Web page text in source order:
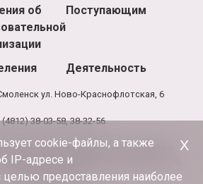
об
Поступающим
Деятельность
ул. Ново-Краснофлотская, 6
(4812) 38-03-58, 38-32-56
8.00 - 20.00, выходной - воскресенье
и бухгалтерии школы: 9.00-17.30,
обед 13.00-13.30
cookie-файлы, а также
IP-адресе и
предоставления наиболее
Х